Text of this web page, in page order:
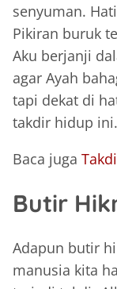
senyuman.
Pikiran buruk
Aku berjanji
agar Ayah
tapi dekat di
takdir hidup ini.
Baca juga
Butir
Adapun butir
manusia kita